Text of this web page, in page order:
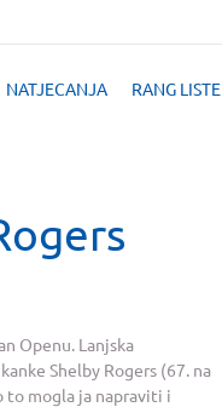
NATJECANJA RANG LISTE
Openu. Lanjska
Shelby Rogers (67. na
to mogla ja napraviti i